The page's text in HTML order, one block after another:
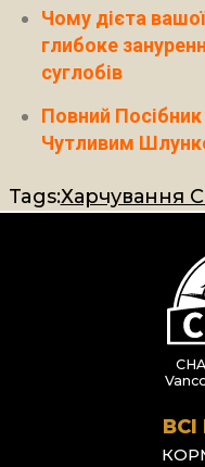
Чому дієта
глибоке
суглобів
Повний
Чутливим
Tags:Харчування